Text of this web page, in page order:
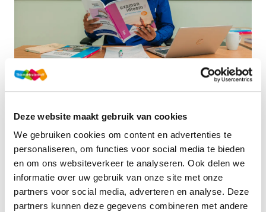
Deze website maakt gebruik van cookies
We gebruiken cookies om content en advertenties te
personaliseren, om functies voor social media te bieden
en om ons websiteverkeer te analyseren. Ook delen we
informatie over uw gebruik van onze site met onze
partners voor social media, adverteren en analyse. Deze
partners kunnen deze gegevens combineren met andere
EXAMENIDIOOM
Het Examenidioom biedt de ideale voorbereiding op
zowel de mondelinge schoolexamens als het centraal
schriftelijk voor talen. Het boek bevat meer dan 1000
idioomwoorden met reële voorbeeldzinnen. De woorden
zijn thematisch gerangschikt, zodat je per thema kunt
oefenen.